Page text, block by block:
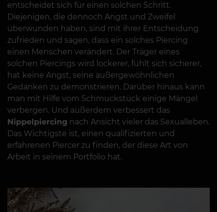
entscheidet sich für einen solchen Schritt.
Diejenigen, die dennoch Angst und Zweifel
überwunden haben, sind mit ihrer Entscheidung
zufrieden und sagen, dass ein solches Piercing
einen Menschen verändert. Der Träger eines
solchen Piercings wird lockerer, fühlt sich sicherer,
hat keine Angst, seine außergewöhnlichen
Gedanken zu demonstrieren. Darüber hinaus kann
man mit Hilfe vom Schmuckstück einige Mängel
verbergen. Und außerdem verbessert das
Nippelpiercing nach Ansicht vieler das Sexualleben.
Das Wichtigste ist, einen qualifizierten und
erfahrenen Piercer zu finden, der diese Art von
Arbeit in seinem Portfolio hat.